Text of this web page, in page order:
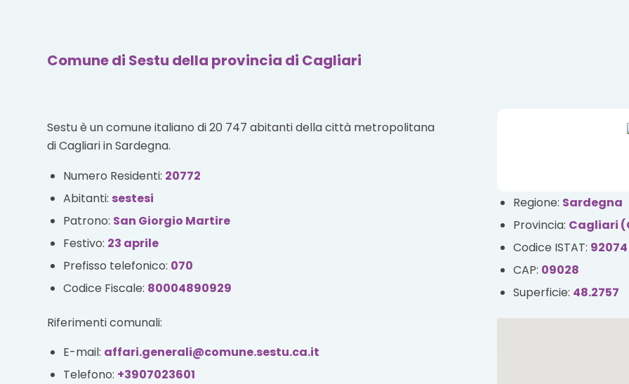
Comune di Sestu della provincia di Cagliari
Sestu è un comune italiano di 20 747 abitanti della città metropolitana
di Cagliari in Sardegna.
Numero Residenti: 20772
Abitanti: sestesi
Patrono: San Giorgio Martire
Festivo: 23 aprile
Prefisso telefonico: 070
Codice Fiscale: 80004890929
Riferimenti comunali:
E-mail: affari.generali@comune.sestu.ca.it
Telefono: +3907023601
Regione: Sardegna
Provincia: Cagliari
Codice ISTAT: 92074
CAP: 09028
Superficie: 48.2757